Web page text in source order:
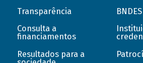
Transparência
Consulta a
financiamentos
Resultados para a